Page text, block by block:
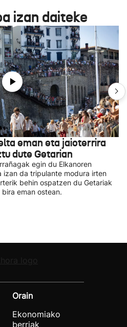
izan daiteke
eman eta jaioterrira
dute Getarian
egin du Elkanoren
izan da tripulante modura irten
behin ospatzen du Getariak
eman ostean.
Orain
Ekonomiako
berriak